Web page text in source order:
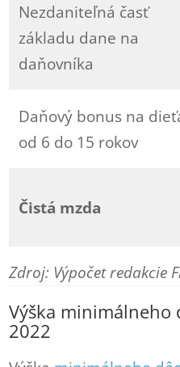
Nezdaniteľná časť
základu dane na
daňovníka
Daňový bonus na
od 6 do 15 rokov
Čistá mzda
Zdroj: Výpočet redakcie
Výška minimálneho
2022